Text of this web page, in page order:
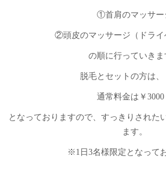
①首肩のマッサー
②頭皮のマッサージ（ドライ
の順に行っていきま
脱毛とセットの方は、
通常料金は￥
となっておりますので、すっきりされた
ます。
※1日3名様限定となって